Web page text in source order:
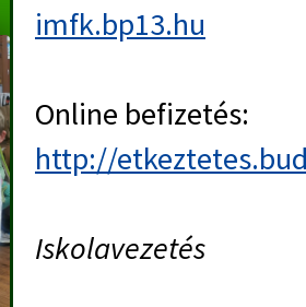
imfk.bp13.hu
Online befizetés:
http://
Iskolavezetés